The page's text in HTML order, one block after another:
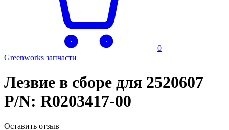
0
Greenworks запчасти
Лезвие в сборе для 2520607
P/N: R0203417-00
Оставить отзыв